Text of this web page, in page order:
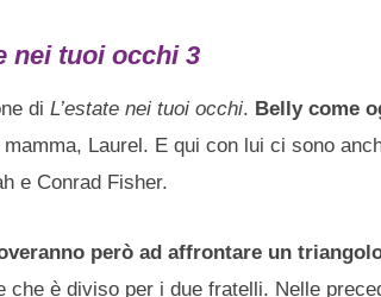
nei tuoi occhi 3
di L’estate nei tuoi occhi. Belly come
Laurel. E qui con lui ci sono
e Conrad Fisher.
però ad affrontare un
è diviso per i due fratelli. Nelle